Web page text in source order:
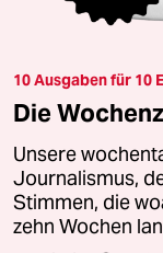
10 Ausgaben für 10
Die
Unsere
Journalismus,
Stimmen, die
zehn Wochen